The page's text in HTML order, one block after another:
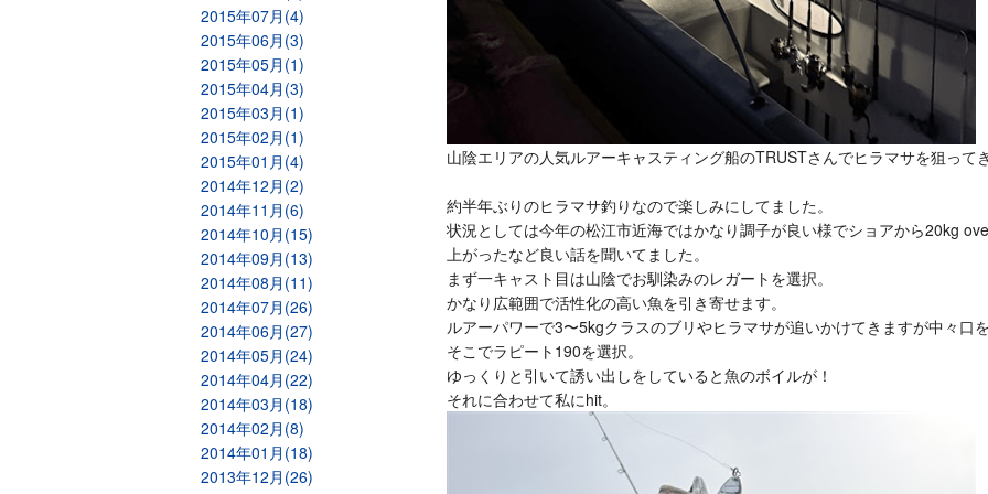
2015年07月(4)
2015年06月(3)
2015年05月(1)
2015年04月(3)
2015年03月(1)
2015年02月(1)
2015年01月(4)
2014年12月(2)
2014年11月(6)
2014年10月(15)
2014年09月(13)
2014年08月(11)
2014年07月(26)
2014年06月(27)
2014年05月(24)
2014年04月(22)
2014年03月(18)
2014年02月(8)
2014年01月(18)
2013年12月(26)
山陰エリアの人気ルアーキャスティング船のTRUSTさんでヒラマサを狙って
約半年ぶりのヒラマサ釣りなので楽しみにしてました。
状況としては今年の松江市近海ではかなり調子が良い様でショアから20kg
上がったなど良い話を聞いてました。
まず一キャスト目は山陰でお馴染みのレガートを選択。
かなり広範囲で活性化の高い魚を引き寄せます。
ルアーパワーで3〜5kgクラスのブリやヒラマサが追いかけてきますが中々口を
そこでラピート190を選択。
ゆっくりと引いて誘い出しをしていると魚のボイルが！
それに合わせて私にhit。